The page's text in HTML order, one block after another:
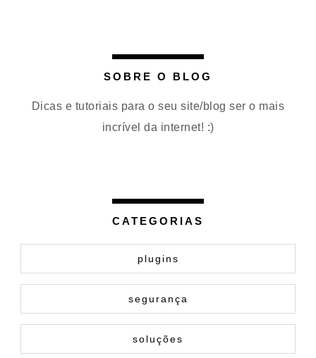
SOBRE O BLOG
Dicas e tutoriais para o seu site/blog ser o mais
incrível da internet! :)
CATEGORIAS
plugins
segurança
soluções